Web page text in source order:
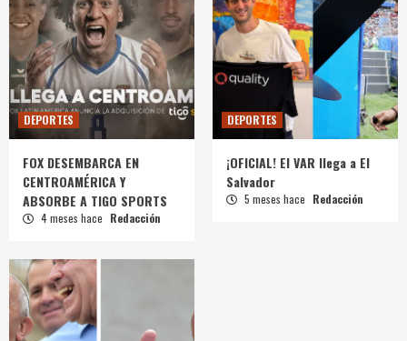
DEPORTES
FOX DESEMBARCA EN
CENTROAMÉRICA Y
ABSORBE A TIGO SPORTS
4 meses hace Redacción
DEPORTES
¡OFICIAL! El VAR llega a El
Salvador
5 meses hace Redacción